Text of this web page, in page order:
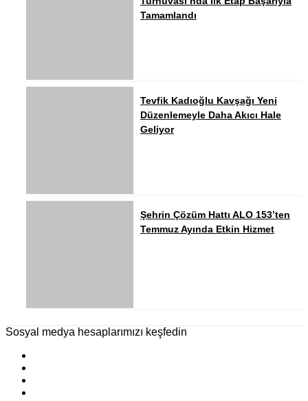
Tamamlandı
Tevfik Kadıoğlu Kavşağı Yeni
Düzenlemeyle Daha Akıcı Hale
Geliyor
Şehrin Çözüm Hattı ALO 153’ten
Temmuz Ayında Etkin Hizmet
Sosyal medya hesaplarımızı keşfedin